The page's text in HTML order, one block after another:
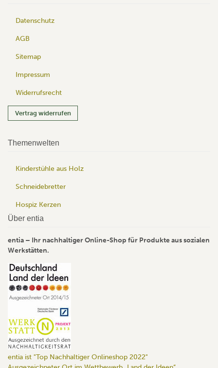
Datenschutz
AGB
Sitemap
Impressum
Widerrufsrecht
Vertrag widerrufen
Themenwelten
Kinderstühle aus Holz
Schneidebretter
Hospiz Kerzen
Über entia
entia – Ihr nachhaltiger Online-Shop für Produkte aus sozialen
Werkstätten.
entia ist "Top Nachhaltiger Onlineshop 2022"